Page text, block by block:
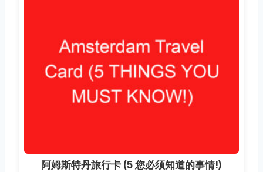
阿姆斯特丹旅行卡 (5 您必须知道的事情!)